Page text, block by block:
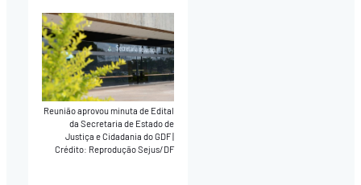
Reunião aprovou minuta de Edital
da Secretaria de Estado de
Justiça e Cidadania do GDF|
Crédito: Reprodução Sejus/DF